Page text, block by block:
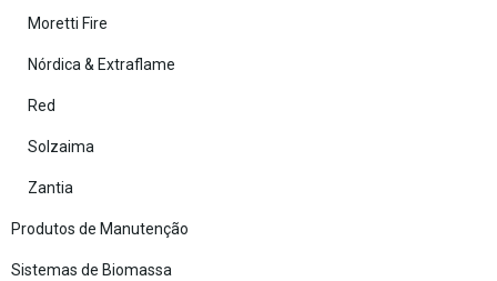
Moretti Fire
Nórdica & Extraflame
Red
Solzaima
Zantia
Produtos de Manutenção
Sistemas de Biomassa